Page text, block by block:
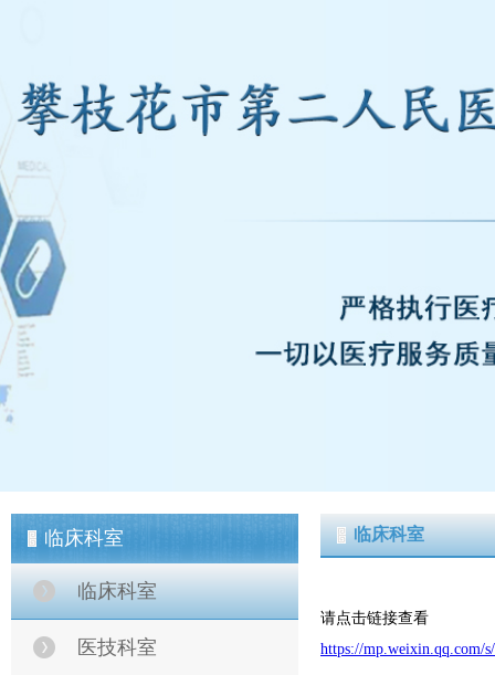
临床科室
临床科室
医技科室
临床科室
请点击链接查看
https://mp.weixin.qq.com/